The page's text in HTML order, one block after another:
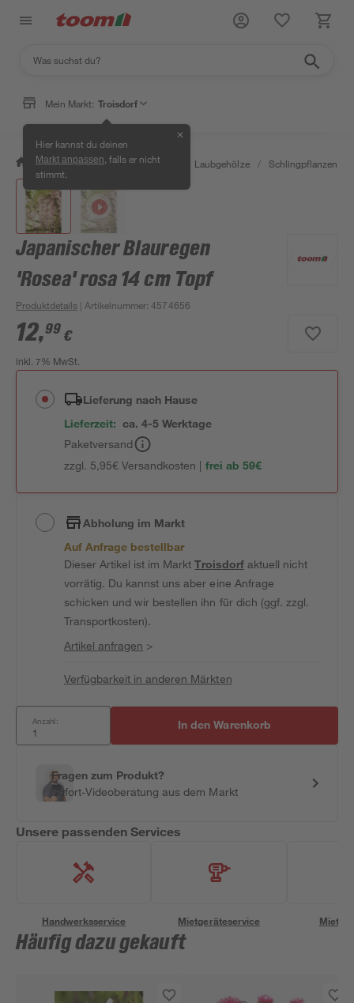
Mein Markt: Troisdorf
Hier kannst du deinen
Markt anpassen , falls er nicht
stimmt.
✕
/ Garten & Freizeit / Pflanzen Laubgehölze / Schlingpflanzen &
Japanischer Blauregen
'Rosea' rosa 14 cm Topf
Produktdetails | Artikelnummer:4574656
12,99 €
inkl. 7% MwSt.
Lieferung nach Hause
Lieferzeit: ca. 4-5 Werktage
Paketversand
zzgl. 5,95€ Versandkosten | frei ab 59€
Abholung im Markt
Auf Anfrage bestellbar
Dieser Artikel ist im MarktTroisdorfaktuell nicht
vorrätig. Du kannst uns aber eine Anfrage
schicken und wir bestellen ihn für dich (ggf. zzgl.
Transportkosten).
Artikel anfragen >
Verfügbarkeit in anderen Märkten
Anzahl: In den Warenkorb
Fragen zum Produkt?
Sofort-Videoberatung aus dem Markt
Unsere passenden Services
Handwerksservice Mietgeräteservice
Häufig dazu gekauft